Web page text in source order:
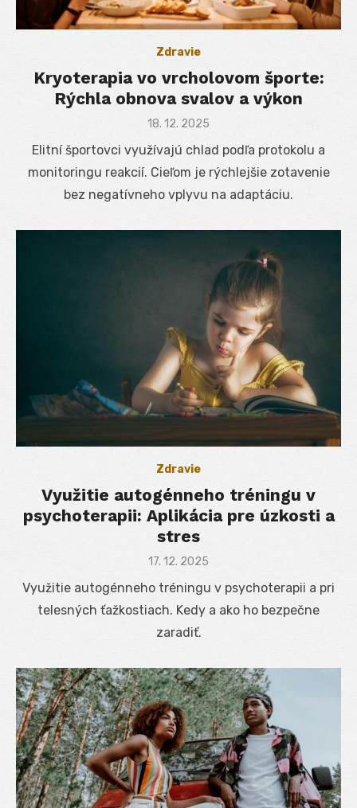
Zdravie
Kryoterapia vo vrcholovom športe:
Rýchla obnova svalov a výkon
Posted
18. 12. 2025
Elitní športovci využívajú chlad podľa protokolu a
monitoringu reakcií. Cieľom je rýchlejšie zotavenie
bez negatívneho vplyvu na adaptáciu.
Zdravie
Využitie autogénneho tréningu v
psychoterapii: Aplikácia pre úzkosti a
stres
Posted
17. 12. 2025
Využitie autogénneho tréningu v psychoterapii a pri
telesných ťažkostiach. Kedy a ako ho bezpečne
zaradiť.